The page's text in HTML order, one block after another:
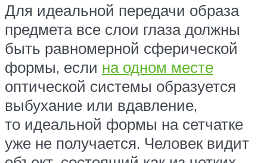
Для идеальной передачи образа
предмета все слои глаза должны
быть равномерной сферической
формы, если на одном месте
оптической системы образуется
выбухание или вдавление,
то идеальной формы на сетчатке
уже не получается. Человек видит